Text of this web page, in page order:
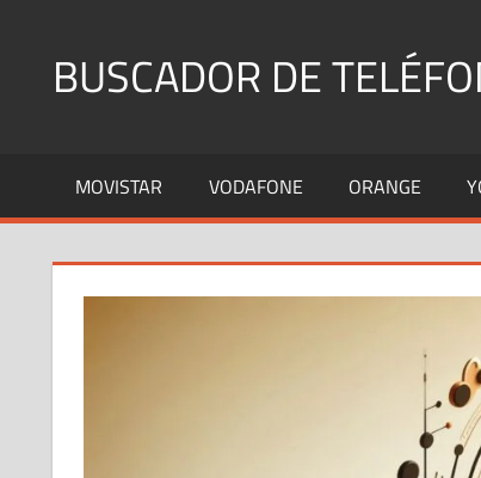
contenidoBUSCADOR DE
Fijos
y
MOVISTAR VODAFONE ORANGE